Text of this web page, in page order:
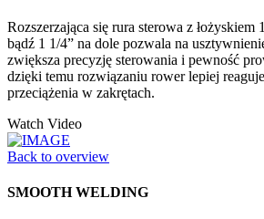
Rozszerzająca się rura sterowa z łożyskiem
bądź 1 1/4” na dole pozwala na
zwiększa precyzję sterowania i pewność
dzięki temu rozwiązaniu rower lepiej
przeciążenia w zakrętach.
Watch Video
Back to overview
SMOOTH WELDING